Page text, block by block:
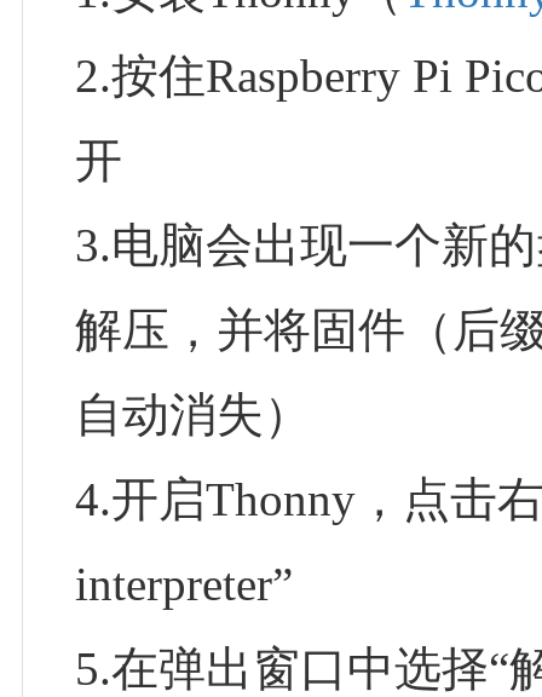
2.按住Raspberry Pi
开
3.电脑会出现一个新
解压，并将固件（后
自动消失）
4.开启Thonny，点击
interpreter”
5.在弹出窗口中选择“